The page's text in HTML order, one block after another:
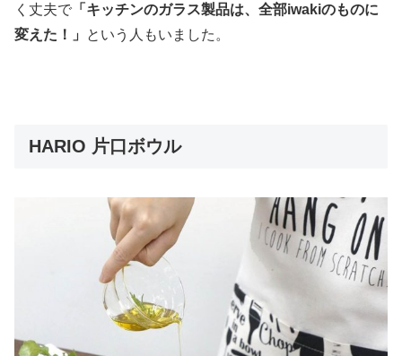
く丈夫で 「キッチンのガラス製品は、全部iwakiのものに
変えた！」
という人もいました。
HARIO 片口ボウル